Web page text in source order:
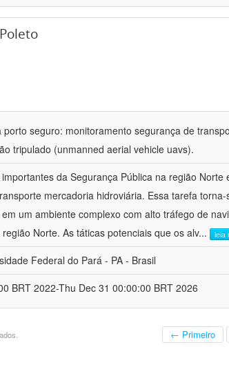
porto seguro: monitoramento segurança de
tripulado (unmanned aerial vehicle uavs).
da Segurança Pública na região
mercadoria hidroviária. Essa tarefa
um ambiente complexo com alto tráfego de
Norte. As táticas potenciais que os alv... leia
Federal do Pará - PA - Brasil
BRT 2022-Thu Dec 31 00:00:00 BRT 2026
← Primeiro